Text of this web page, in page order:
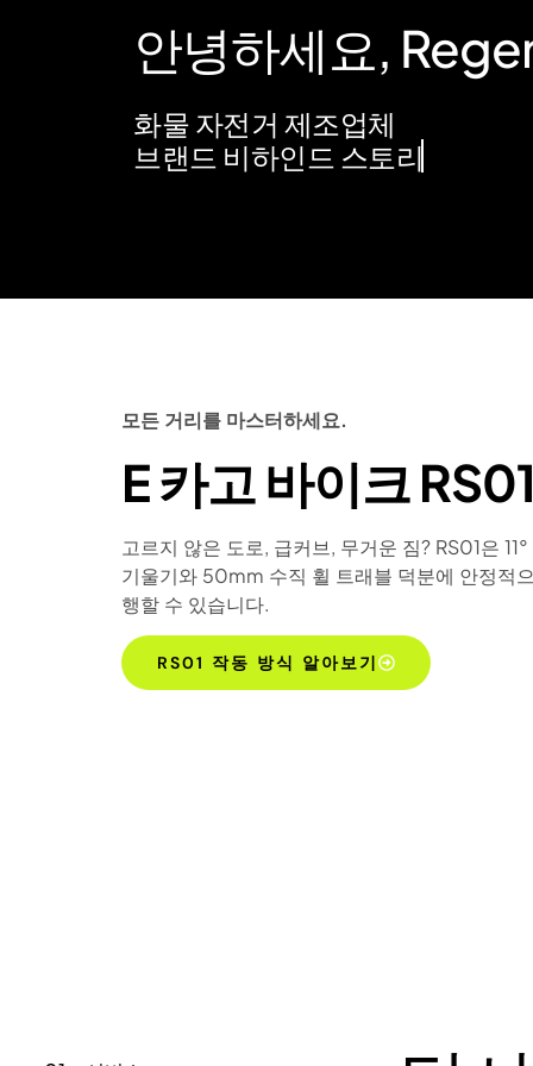
안녕하세요,
화물 자전거 제조업체
브랜드 비하인드 스토리
모든 거리를 마스터하세요.
E 카고 바이크 RS01
고르지 않은 도로, 급커브, 무거운 짐? RS01은
기울기와 50mm 수직 휠 트래블 덕분에 안정적
행할 수 있습니다.
RS01 작동 방식 알아보기